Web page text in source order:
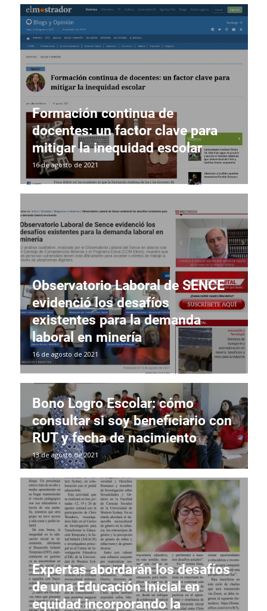
Formación continua de
docentes: un factor clave para
mitigar la inequidad escolar
16 de agosto de 2021
Observatorio Laboral de SENCE
evidenció los desafíos
existentes para la demanda
laboral en minería
16 de agosto de 2021
Bono Logro Escolar: cómo
consultar si soy beneficiario con
RUT y fecha de nacimiento
13 de agosto de 2021
Expertas abordarán los desafíos
de una Educación Inicial en
equidad incorporando la